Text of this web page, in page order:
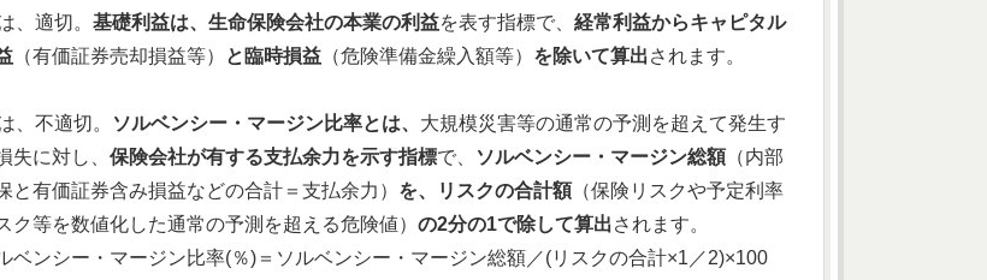
、適切。 基礎利益は、生命保険会社の本業の利益を表す指標で、 経常利益からキャピタル
（有価証券売却損益等） と臨時損益（危険準備金繰入額等） を除いて算出されます。
、不適切。 ソルベンシー・マージン比率とは、 大規模災害等の通常の予測を超えて発生す
失に対し、 保険会社が有する支払余力を示す指標で、 ソルベンシー・マージン総額（内部
と有価証券含み損益などの合計＝支払余力） を、リスクの合計額（保険リスクや予定利率
ク等を数値化した通常の予測を超える危険値） の2分の1で除して算出されます。
ベンシー・マージン比率(％)＝ソルベンシー・マージン総額／(リスクの合計×1／2)×100